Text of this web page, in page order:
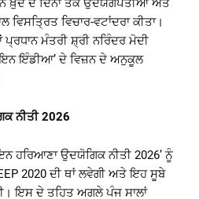
ਨੇ ਖ਼ੁਦ ਦੋ ਦਿਨਾਂ ਤੱਕ ਉਦਯੋਗਪਤੀਆਂ ਅਤੇ
ਵਿਚਾਰ-ਵਟਾਂਦਰਾ ਕੀਤਾ।
ਮੰਤਰੀ ਸ਼੍ਰੀ ਨਰਿੰਦਰ ਮੋਦੀ
ਇਨ ਇੰਡੀਆ’ ਦੇ ਵਿਜ਼ਨ ਦੇ ਅਨੁਕੂਲ
ਨੀਤੀ2026
ਹਰਿਆਣਾ ਉਦਯੋਗਿਕ ਨੀਤੀ 2026’ ਨੂੰ
2020 ਦੀ ਥਾਂ ਲਵੇਗੀ ਅਤੇ ਇਹ ਸੂਬੇ
ਇਸ ਦੇ ਤਹਿਤ ਅਗਲੇ ਪੰਜ ਸਾਲਾਂ